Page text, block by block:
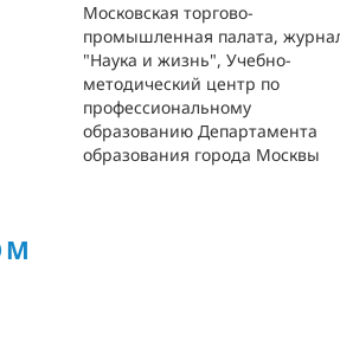
Московская торгово-
промышленная палата,
"Наука и жизнь", Учебно-
методический центр по
профессиональному
образованию Департамента
образования города Москвы